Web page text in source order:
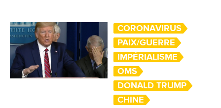
CORONAVIRUS
PAIX/GUERRE
IMPÉRIALISME
OMS
DONALD TRUMP
CHINE